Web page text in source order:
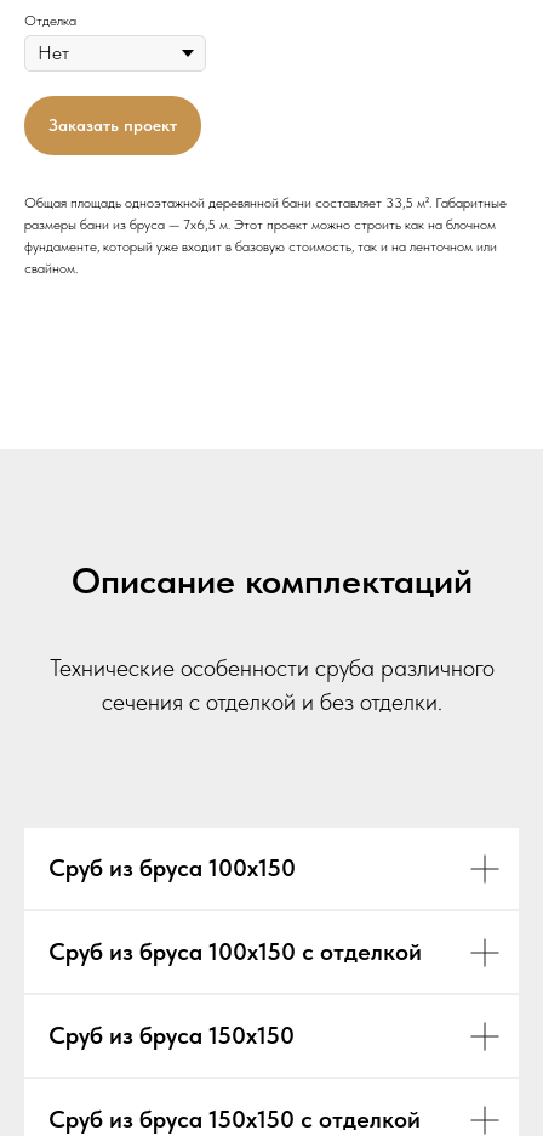
Отделка
Заказать проект
Общая площадь одноэтажной деревянной бани составляет 33,5 м². Габаритные
размеры бани из бруса — 7х6,5 м. Этот проект можно строить как на блочном
фундаменте, который уже входит в базовую стоимость, так и на ленточном или
свайном.
Описание комплектаций
Технические особенности сруба различного
сечения с отделкой и без отделки.
Сруб из бруса 100х150
Сруб из бруса 100х150 с отделкой
Сруб из бруса 150х150
Сруб из бруса 150х150 с отделкой